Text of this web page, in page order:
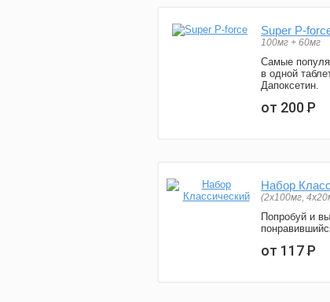
Super P-
100мг + 60мг
Самые
в одной
Дапоксетин.
от 200Р
Набор
(2x100мг,
Попробуй и
от 117Р